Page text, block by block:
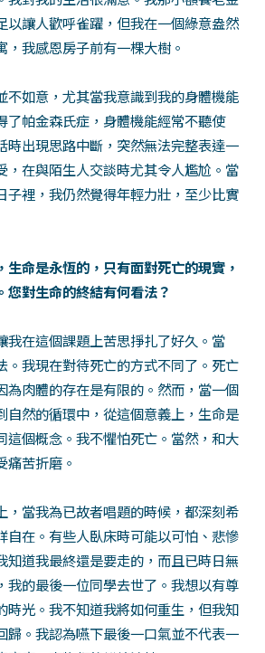
以讓人歡呼雀躍，但我在一個綠意盎然
，我感恩房子前有一棵大樹。
不如意，尤其當我意識到我的身體機能
了帕金森氏症，身體機能經常不聽使
時出現思路中斷，突然無法完整表達一
，在與陌生人交談時尤其令人尷尬。當
子裡，我仍然覺得年輕力壯，至少比實
生命是永恆的，只有面對死亡的現實，
您對生命的終結有何看法？
我在這個課題上苦思掙扎了好久。當
。我現在對待死亡的方式不同了。死亡
為肉體的存在是有限的。然而，當一個
自然的循環中，從這個意義上，生命是
這個概念。我不懼怕死亡。當然，和大
痛苦折磨。
，當我為已故者唱題的時候，都深刻希
自在。有些人臥床時可能以可怕、悲慘
知道我最終還是要走的，而且已時日無
我的最後一位同學去世了。我想以有尊
時光。我不知道我將如何重生，但我知
歸。我認為嚥下最後一口氣並不代表一